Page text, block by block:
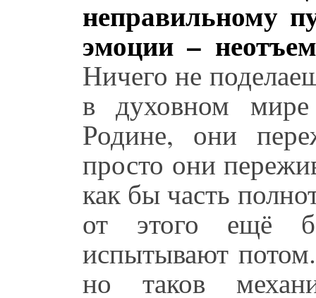
неправильному
эмоции –
Ничего не
в духовном
Родине, они
просто они
как бы часть
от этого ещё
испытывают
но таков